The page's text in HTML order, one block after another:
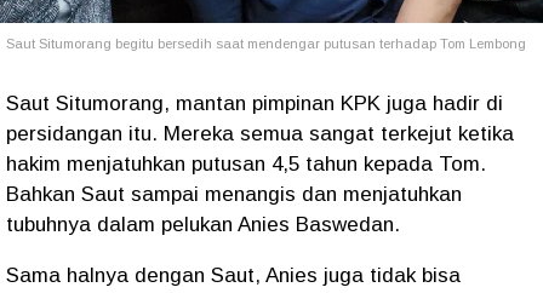
Saut Situmorang begitu bersedih saat mendengar putusan terhadap Tom Lembong
Saut Situmorang, mantan pimpinan KPK juga hadir di
persidangan itu. Mereka semua sangat terkejut ketika
hakim menjatuhkan putusan 4,5 tahun kepada Tom.
Bahkan Saut sampai menangis dan menjatuhkan
tubuhnya dalam pelukan Anies Baswedan.
Sama halnya dengan Saut, Anies juga tidak bisa